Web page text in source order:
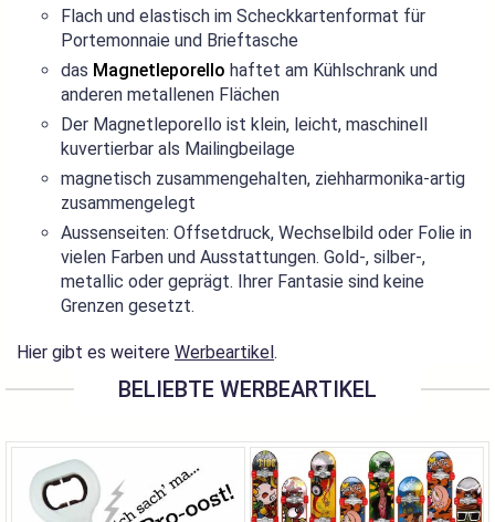
Flach und elastisch im Scheckkartenformat für
Portemonnaie und Brieftasche
das Magnetleporello haftet am Kühlschrank und
anderen metallenen Flächen
Der Magnetleporello ist klein, leicht, maschinell
kuvertierbar als Mailingbeilage
magnetisch zusammengehalten, ziehharmonika-artig
zusammengelegt
Aussenseiten: Offsetdruck, Wechselbild oder Folie in
vielen Farben und Ausstattungen. Gold-, silber-,
metallic oder geprägt. Ihrer Fantasie sind keine
Grenzen gesetzt.
Hier gibt es weitere Werbeartikel.
BELIEBTE WERBEARTIKEL